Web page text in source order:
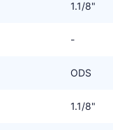
1.1/8"
-
ODS
1.1/8"